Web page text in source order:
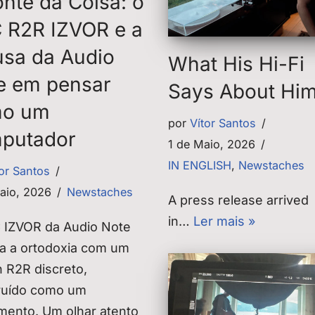
R2R IZVOR e a
da Audio
em pensar
um
Santos
2026
Newstaches
IZVOR da Audio Note
a ortodoxia com um
R2R discreto,
como um
Um olhar atento
What His Hi-Fi
Says About
por Vítor Santos
1 de Maio, 2026
IN ENGLISH, Newstaches
A press release arrived
in… Ler mais »